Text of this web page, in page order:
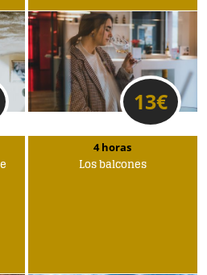
13€
4 horas
Los balcones